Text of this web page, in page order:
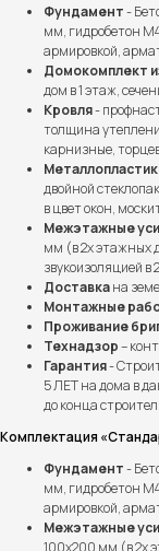
Фундамент-
мм, гидробетон
армировкой,
Домокомплект
дом в 1 этаж,
Кровля-
толщина
карнизные,
двойной
в цвет окон,
Межэтажные
мм (в 2х этажных
звукоизоляцией
Доставкана
Монтажные
Проживание
Технадзор–
Гарантия-
5 ЛЕТ на дома в
до конца
Комплектация
Фундамент-
мм, гидробетон
армировкой,
Межэтажные
100х200 мм (в 2х